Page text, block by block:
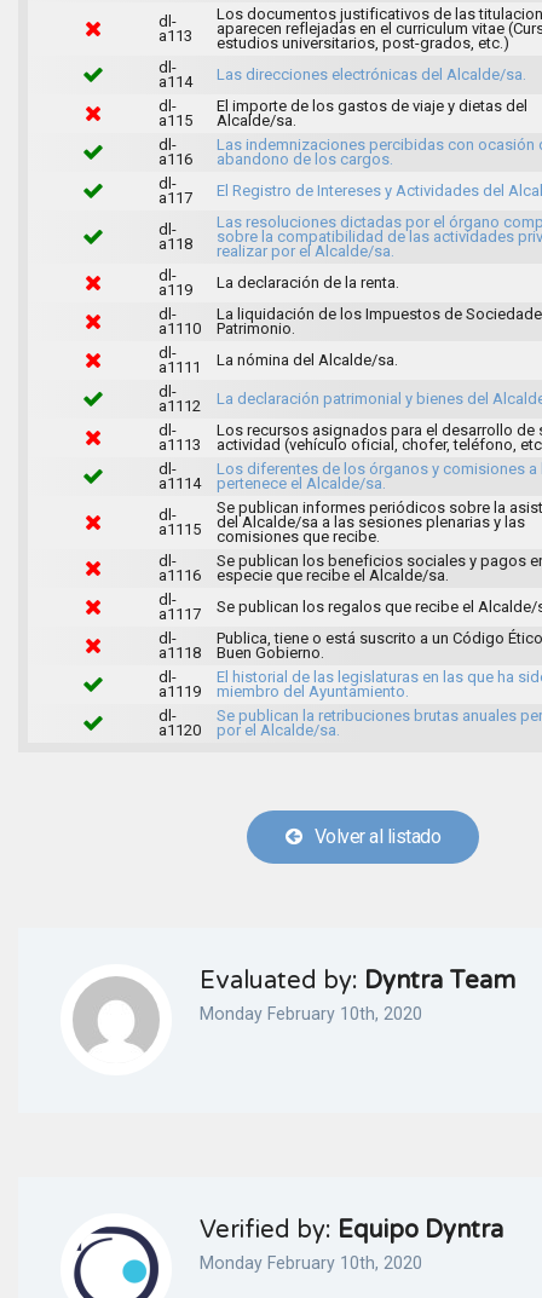
dl-
a113
Los documentos justificativos de las
aparecen reflejadas en el curriculum vitae
estudios universitarios, post-grados, etc.)
dl-
a114
Las direcciones electrónicas del Alcalde/sa.
dl-
a115
El importe de los gastos de viaje y dietas del
Alcalde/sa.
dl-
a116
Las indemnizaciones percibidas con ocasión
abandono de los cargos.
dl-
a117
El Registro de Intereses y Actividades del
dl-
a118
Las resoluciones dictadas por el órgano
sobre la compatibilidad de las actividades
realizar por el Alcalde/sa.
dl-
a119
La declaración de la renta.
dl-
a1110
La liquidación de los Impuestos de
Patrimonio.
dl-
a1111
La nómina del Alcalde/sa.
dl-
a1112
La declaración patrimonial y bienes del
dl-
a1113
Los recursos asignados para el desarrollo de
actividad (vehículo oficial, chofer, teléfono,
dl-
a1114
Los diferentes de los órganos y comisiones a
pertenece el Alcalde/sa.
dl-
a1115
Se publican informes periódicos sobre la
del Alcalde/sa a las sesiones plenarias y las
comisiones que recibe.
dl-
a1116
Se publican los beneficios sociales y pagos
especie que recibe el Alcalde/sa.
dl-
a1117
Se publican los regalos que recibe el Alcalde/
dl-
a1118
Publica, tiene o está suscrito a un Código
Buen Gobierno.
dl-
a1119
El historial de las legislaturas en las que ha
miembro del Ayuntamiento.
dl-
a1120
Se publican la retribuciones brutas anuales
por el Alcalde/sa.
Volver al listado
Evaluated by: Dyntra Team
Monday February 10th, 2020
Verified by: Equipo Dyntra
Monday February 10th, 2020